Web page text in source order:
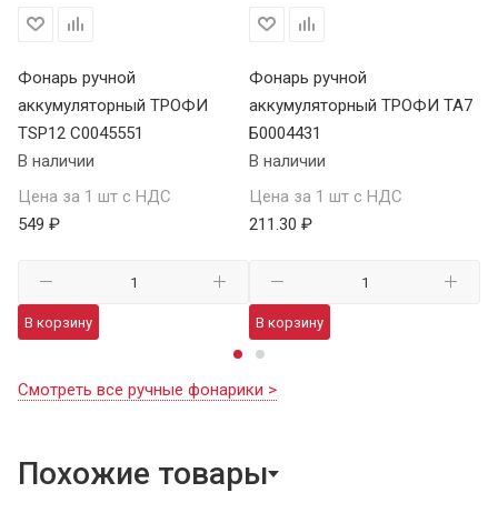
Фонарь ручной
аккумуляторный ТРОФИ
TSP12 C0045551
В наличии
Цена за 1 шт с НДС
549 ₽
В корзину
Фонарь ручной
аккумуляторный ТРОФИ TA7
Б0004431
В наличии
Цена за 1 шт с НДС
211.30 ₽
В корзину
Смотреть все ручные фонарики >
Похожие товары